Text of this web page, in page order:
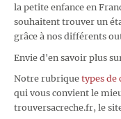
la petite enfance en
souhaitent trouver un
grâce à nos différents
Envie d'en savoir plus
Notre rubrique types de
qui vous convient le
trouversacreche.fr, le